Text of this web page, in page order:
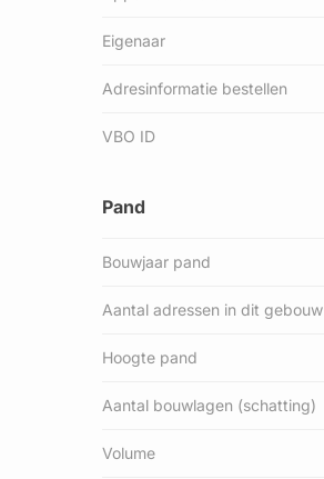
Eigenaar
Adresinformatie bestellen
VBO ID
Pand
Bouwjaar pand
Aantal adressen in dit gebouw
Hoogte pand
Aantal bouwlagen (schatting)
Volume